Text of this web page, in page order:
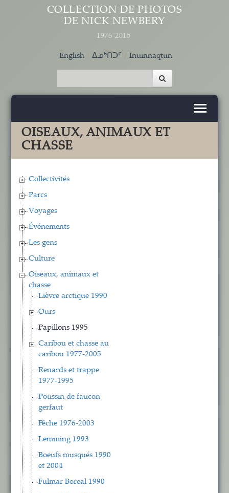
Aller au contenu principal
COLLECTION DE PHOTOS
DE NICK NEWBERY
1976-2015
English ᐃᓄᒃᑎᑐᑦ Inuinnaqtun
OISEAUX, ANIMAUX ET
CHASSE
Collectivités
Parcs
Voyages
Événements
Les gens
Culture
Oiseaux, animaux et
chasse
Lièvre arctique 1990
Ours
Papillons 1995
Caribou et chasse au
caribou 1977-2005
Renards et trappe
1977-1995
Poussin de faucon
gerfaut
Pêche 1976-2003
Lemming 1993
Boeufs musqués 1990
et 2004
Fulmar Boreal 1990